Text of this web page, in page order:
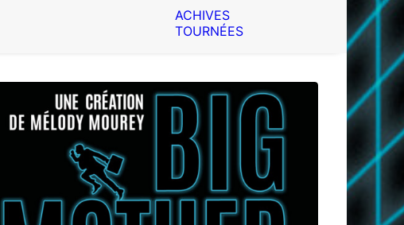
ACHIVES
TOURNÉES